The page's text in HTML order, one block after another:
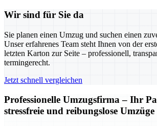
Wir sind für Sie da
Sie planen einen Umzug und suchen einen
Unser erfahrenes Team steht Ihnen von der
letzten Karton zur Seite – professionell,
termingerecht.
Jetzt schnell vergleichen
Professionelle Umzugsfirma – Ihr
stressfreie und reibungslose Umzüge